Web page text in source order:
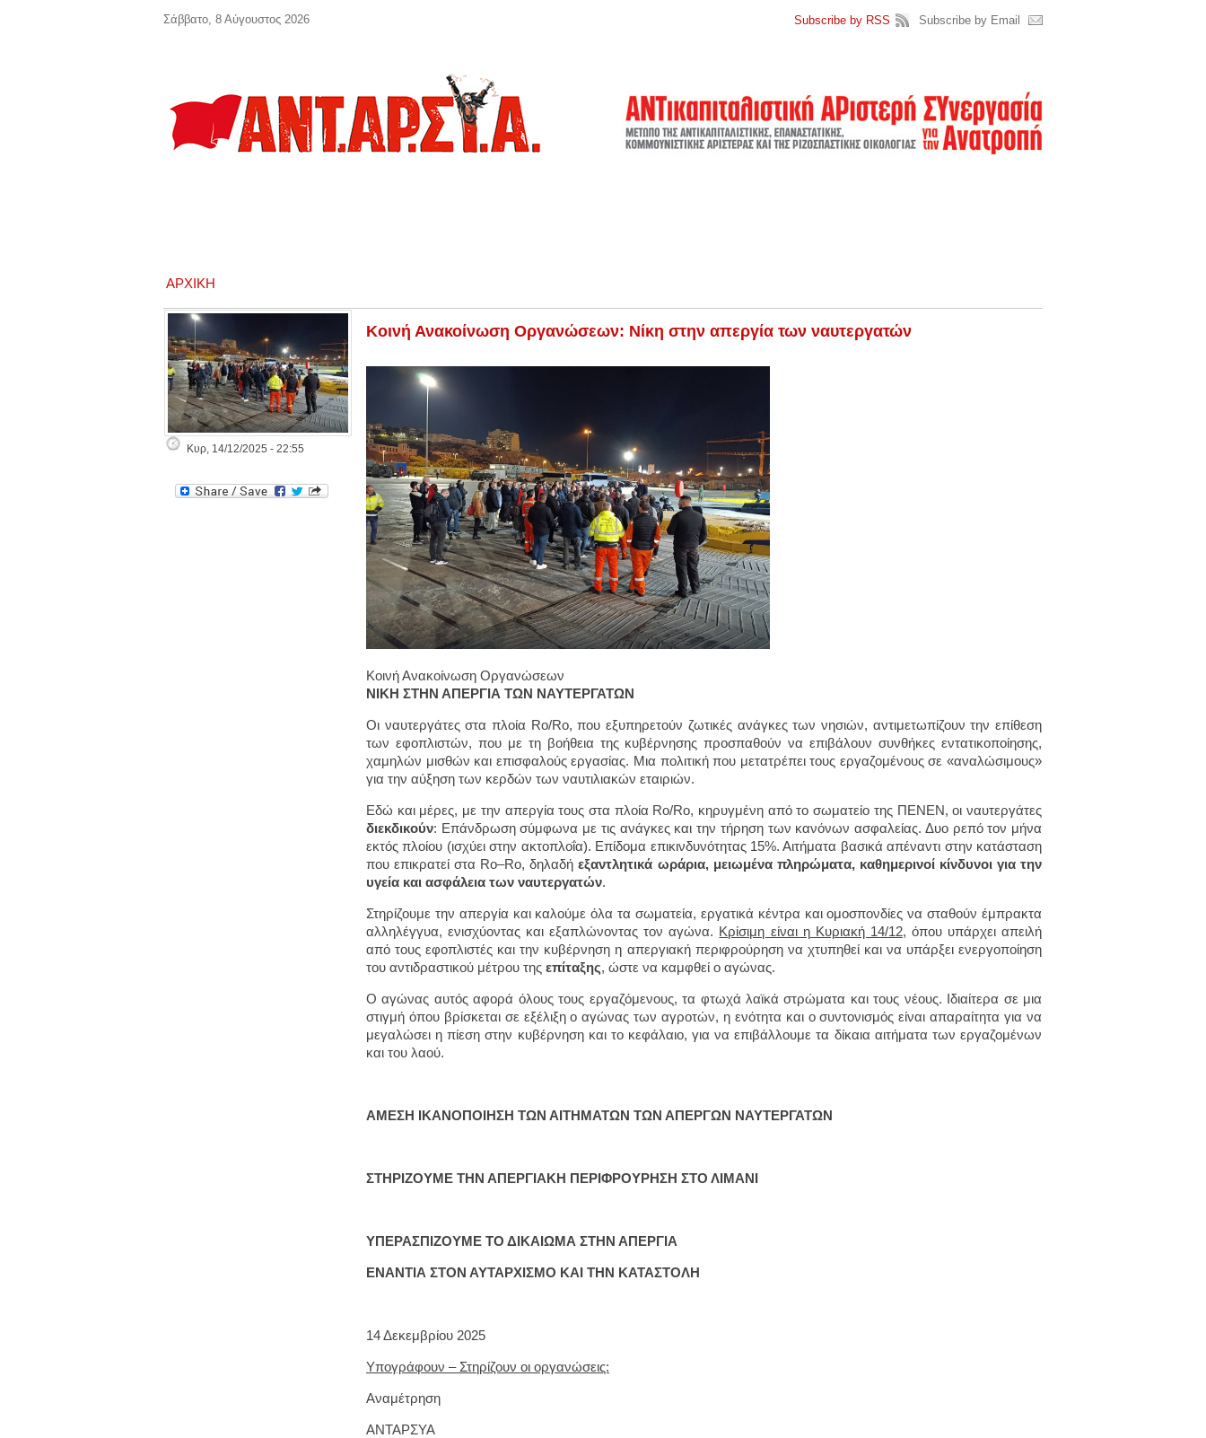
ΑΡΧΙΚΉ
Κυρ, 14/12/2025 - 22:55
Κοινή Ανακοίνωση Οργανώσεων: Νίκη στην απεργία των ναυτεργατών
Κοινή Ανακοίνωση Οργανώσεων
ΝΙΚΗ ΣΤΗΝ ΑΠΕΡΓΙΑ ΤΩΝ ΝΑΥΤΕΡΓΑΤΩΝ
Οι ναυτεργάτες στα πλοία Ro/Ro, που εξυπηρετούν ζωτικές ανάγκες των νησιών, αντιμετωπίζουν την επίθεση
των εφοπλιστών, που με τη βοήθεια της κυβέρνησης προσπαθούν να επιβάλουν συνθήκες εντατικοποίησης,
χαμηλών μισθών και επισφαλούς εργασίας. Μια πολιτική που μετατρέπει τους εργαζομένους σε «αναλώσιμους»
για την αύξηση των κερδών των ναυτιλιακών εταιριών.
Εδώ και μέρες, με την απεργία τους στα πλοία Ro/Ro, κηρυγμένη από το σωματείο της ΠΕΝΕΝ, οι ναυτεργάτες
διεκδικούν: Επάνδρωση σύμφωνα με τις ανάγκες και την τήρηση των κανόνων ασφαλείας. Δυο ρεπό τον μήνα
εκτός πλοίου (ισχύει στην ακτοπλοΐα). Επίδομα επικινδυνότητας 15%. Αιτήματα βασικά απέναντι στην κατάσταση
που επικρατεί στα Ro–Ro, δηλαδήεξαντλητικά ωράρια, μειωμένα πληρώματα, καθημερινοί κίνδυνοι για την
υγεία και ασφάλεια των ναυτεργατών.
Στηρίζουμε την απεργία και καλούμε όλα τα σωματεία, εργατικά κέντρα και ομοσπονδίες να σταθούν έμπρακτα
αλληλέγγυα, ενισχύοντας και εξαπλώνοντας τον αγώνα. Κρίσιμη είναι η Κυριακή 14/12, όπου υπάρχει απειλή
από τους εφοπλιστές και την κυβέρνηση η απεργιακή περιφρούρηση να χτυπηθεί και να υπάρξει ενεργοποίηση
του αντιδραστικού μέτρου της επίταξης, ώστε να καμφθεί ο αγώνας.
Ο αγώνας αυτός αφορά όλους τους εργαζόμενους, τα φτωχά λαϊκά στρώματα και τους νέους. Ιδιαίτερα σε μια
στιγμή όπου βρίσκεται σε εξέλιξη ο αγώνας των αγροτών, η ενότητα και ο συντονισμός είναι απαραίτητα για να
μεγαλώσει η πίεση στην κυβέρνηση και το κεφάλαιο, για να επιβάλλουμε τα δίκαια αιτήματα των εργαζομένων
και του λαού.
ΑΜΕΣΗ ΙΚΑΝΟΠΟΙΗΣΗ ΤΩΝ ΑΙΤΗΜΑΤΩΝ ΤΩΝ ΑΠΕΡΓΩΝ ΝΑΥΤΕΡΓΑΤΩΝ
ΣΤΗΡΙΖΟΥΜΕ ΤΗΝ ΑΠΕΡΓΙΑΚΗ ΠΕΡΙΦΡΟΥΡΗΣΗ ΣΤΟ ΛΙΜΑΝΙ
ΥΠΕΡΑΣΠΙΖΟΥΜΕ ΤΟ ΔΙΚΑΙΩΜΑ ΣΤΗΝ ΑΠΕΡΓΙΑ
ΕΝΑΝΤΙΑ ΣΤΟΝ ΑΥΤΑΡΧΙΣΜΟ ΚΑΙ ΤΗΝ ΚΑΤΑΣΤΟΛΗ
14 Δεκεμβρίου 2025
Υπογράφουν – Στηρίζουν οι οργανώσεις:
Αναμέτρηση
ΑΝΤΑΡΣΥΑ
Σάββατο, 8 Αύγουστος 2026 Subscribe by RSS Subscribe by Email